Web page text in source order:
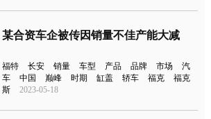
某合资车企被传因销量不佳产能大减
福特 长安 销量 车型 产品 品牌 市场
汽
车
中国 巅峰 时期 缸盖 轿车 福克
福克
斯
2023-05-18